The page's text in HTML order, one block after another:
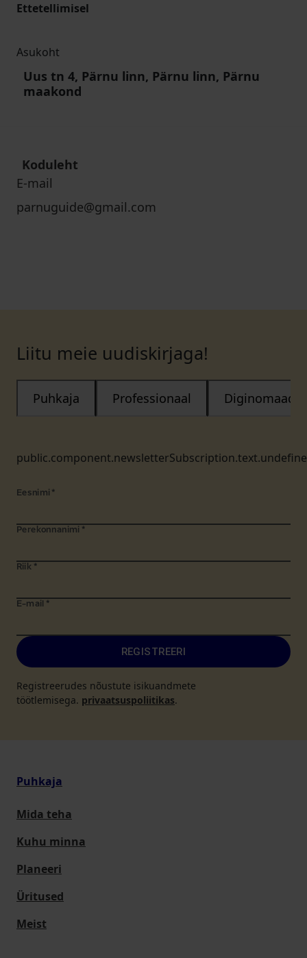
Ettetellimisel
Asukoht
Uus tn 4, Pärnu linn, Pärnu linn, Pärnu
maakond
Koduleht
E-mail
parnuguide@gmail.com
Liitu meie uudiskirjaga!
Puhkaja Professionaal Diginomaad
Eesnimi *
Perekonnanimi *
Riik *
E-mail *
REGISTREERI
Registreerudes nõustute isikuandmete
töötlemisega. privaatsuspoliitikas.
Puhkaja
Mida teha
Kuhu minna
Planeeri
Üritused
Meist